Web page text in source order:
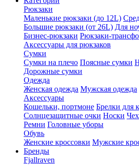
Рюкзаки
Маленькие рюкзаки (до 12L)
Большие рюкзаки (от 26L) Для
Бизнес-рюкзаки Рюкзаки-
Аксессуары для рюкзаков
Сумки
Сумки на плечо Поясные сумки
Дорожные сумки
Одежда
Женская одежда Мужская одежда
Аксессуары
Кошельки, портмоне Брелки для
Солнцезащитные очки Носки
Ремни Головные уборы
Обувь
Женские кроссовки Мужские
Бренды
Fjallraven